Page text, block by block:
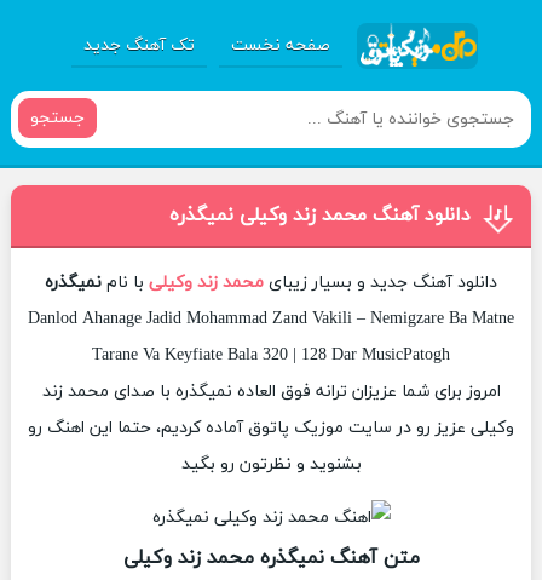
صفحه نخست تک آهنگ جدید
جستجو
دانلود آهنگ محمد زند وکیلی نمیگذره
دانلود آهنگ جدید و بسیار زیبای محمد زند وکیلی با نام نمیگذره
Danlod Ahanage Jadid Mohammad Zand Vakili – Nemigzare Ba Matne
Tarane Va Keyfiate Bala 320 | 128 Dar MusicPatogh
امروز برای شما عزیزان ترانه فوق العاده نمیگذره با صدای محمد زند
وکیلی عزیز رو در سایت موزیک پاتوق آماده کردیم، حتما این اهنگ رو
بشنوید و نظرتون رو بگید
متن آهنگ نمیگذره محمد زند وکیلی